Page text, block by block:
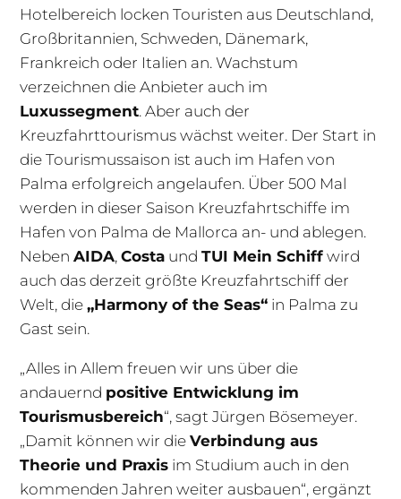
Hotelbereich locken Touristen aus Deutschland,
Großbritannien, Schweden, Dänemark,
Frankreich oder Italien an. Wachstum
verzeichnen die Anbieter auch im
Luxussegment. Aber auch der
Kreuzfahrttourismus wächst weiter. Der Start in
die Tourismussaison ist auch im Hafen von
Palma erfolgreich angelaufen. Über 500 Mal
werden in dieser Saison Kreuzfahrtschiffe im
Hafen von Palma de Mallorca an- und ablegen.
NebenAIDA,Costa undTUI Mein Schiff wird
auch das derzeit größte Kreuzfahrtschiff der
Welt, die„Harmony of the Seas“ in Palma zu
Gast sein.
„Alles in Allem freuen wir uns über die
andauernd positive Entwicklung im
Tourismusbereich“, sagt Jürgen Bösemeyer.
„Damit können wir dieVerbindung aus
Theorie und Praxis im Studium auch in den
kommenden Jahren weiter ausbauen“, ergänzt